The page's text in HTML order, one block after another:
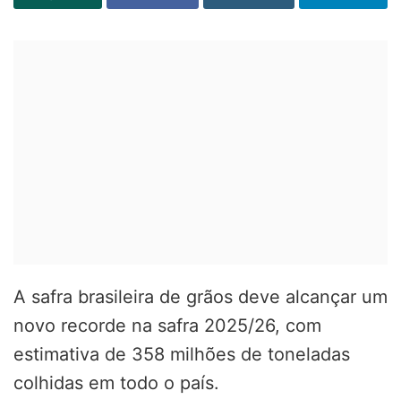
A safra brasileira de grãos deve alcançar um
novo recorde na safra 2025/26, com
estimativa de 358 milhões de toneladas
colhidas em todo o país.